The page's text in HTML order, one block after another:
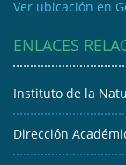
Ver ubicación en
ENLACES
Instituto de la
Dirección